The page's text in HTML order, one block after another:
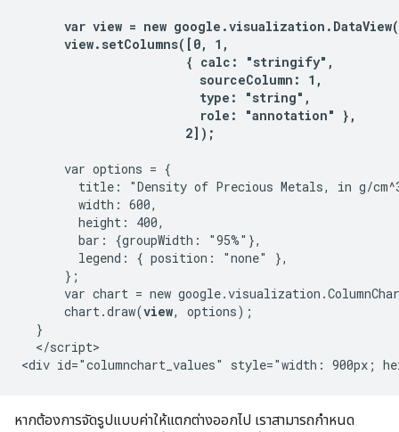
var view = new
      view.setColumns([0, 1,
                       { calc: "stringify",
                         sourceColumn: 1,
                         type: "string",
                         role: "annotation" },
                       2]);
      var options = {
title: "Density of Precious Metals, in g/
        width: 600,
        height: 400,
        bar: {groupWidth: "95%"},
        legend: { position: "none" },
      };
var chart = new
      chart.draw(
view, options);
  }
  </script>
หากต้องการจัดรูปแบบค่าให้แตกต่างออกไป เราสามารถกำหนด